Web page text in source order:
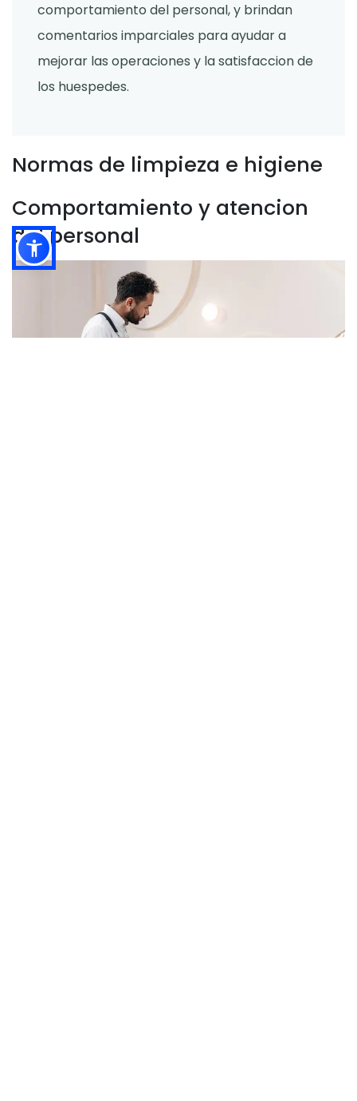
comportamiento del personal, y brindan
comentarios imparciales para ayudar a
mejorar las operaciones y la satisfaccion de
los huespedes.
Normas de limpieza e higiene
Comportamiento y atencion
del personal